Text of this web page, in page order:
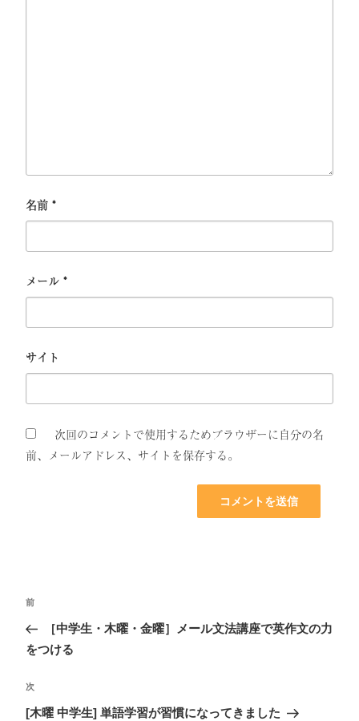
名前 *
メール *
サイト
次回のコメントで使用するためブラウザーに自分の名
前、メールアドレス、サイトを保存する。
投
ナ
ビ
ゲ
ー
過
去
の
稿
前
［中学生・木曜・金曜］メール文法講座で英作文の力
をつける
次
の
次
[木曜 中学生] 単語学習が習慣になってきました